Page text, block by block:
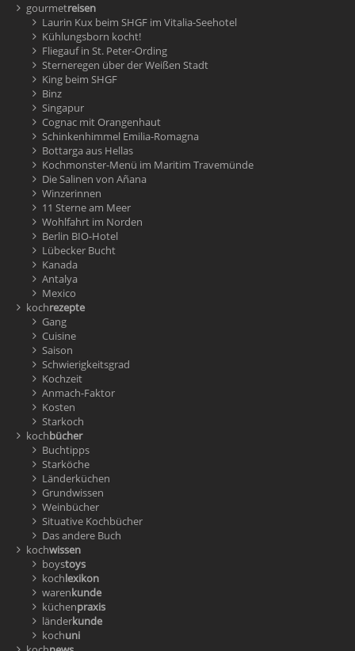
gourmetreisen
Laurin Kux beim SHGF im Vitalia-Seehotel
Kühlungsborn kocht!
Fliegauf in St. Peter-Ording
Sterneregen über der Weißen Stadt
King beim SHGF
Binz
Singapur
Cognac mit Orangenhaut
Schinkenhimmel Emilia-Romagna
Bottarga aus Hellas
Kochmonster-Menü im Maritim Travemünde
Die Salinen von Añana
Winzerinnen
11 Sterne am Meer
Wohlfahrt im Norden
Berlin BIO-Hotel
Lübecker Bucht
Kanada
Antalya
Mexico
kochrezepte
Gang
Cuisine
Saison
Schwierigkeitsgrad
Kochzeit
Anmach-Faktor
Kosten
Starkoch
kochbücher
Buchtipps
Starköche
Länderküchen
Grundwissen
Weinbücher
Situative Kochbücher
Das andere Buch
kochwissen
boystoys
kochlexikon
warenkunde
küchenpraxis
länderkunde
kochuni